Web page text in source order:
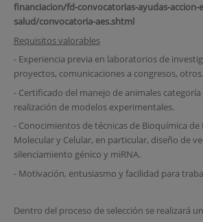
financiacion/fd-convocatorias-ayudas-accion-
salud/convocatoria-aes.shtml
Requisitos valorables
- Experiencia previa en laboratorios de
proyectos, comunicaciones a congresos, otros.
- Certificado del manejo de animales categoría
realización de modelos experimentales.
- Conocimientos de técnicas de Bioquímica de
Molecular y Celular, en particular, diseño de
silenciamiento génico y miRNA.
- Motivación, entusiasmo y facilidad para
Dentro del proceso de selección se realizará